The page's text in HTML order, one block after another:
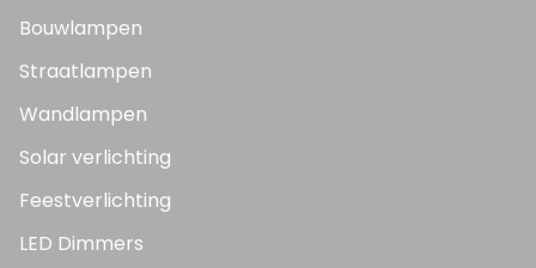
Bouwlampen
Straatlampen
Wandlampen
Solar verlichting
Feestverlichting
LED Dimmers